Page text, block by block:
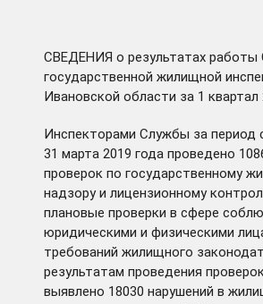
СВЕДЕНИЯ о результатах
государственной жилищной
Ивановской области за 1 квартал
Инспекторами Службы за период
31 марта 2019 года проведено
проверок по государственному
надзору и лицензионному
плановые проверки в сфере
юридическими и физическими
требований жилищного
результатам проведения
выявлено 18030 нарушений в